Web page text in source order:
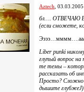
Aztech ,
бл…. ОТВЕЧАЮ
(если сможете,
Liber punki
глупый вопрос
те темы –
рассказать об
Просто?
дышите глубжеJ)